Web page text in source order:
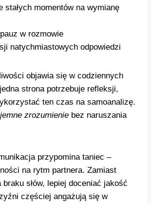
stałych momentów na wymianę
w rozmowie
natychmiastowych odpowiedzi
objawia się w codziennych
strona potrzebuje refleksji,
ten czas na samoanalizę.
zrozumienie bez naruszania
przypomina taniec –
na rytm partnera. Zamiast
słów, lepiej doceniać jakość
częściej angażują się w